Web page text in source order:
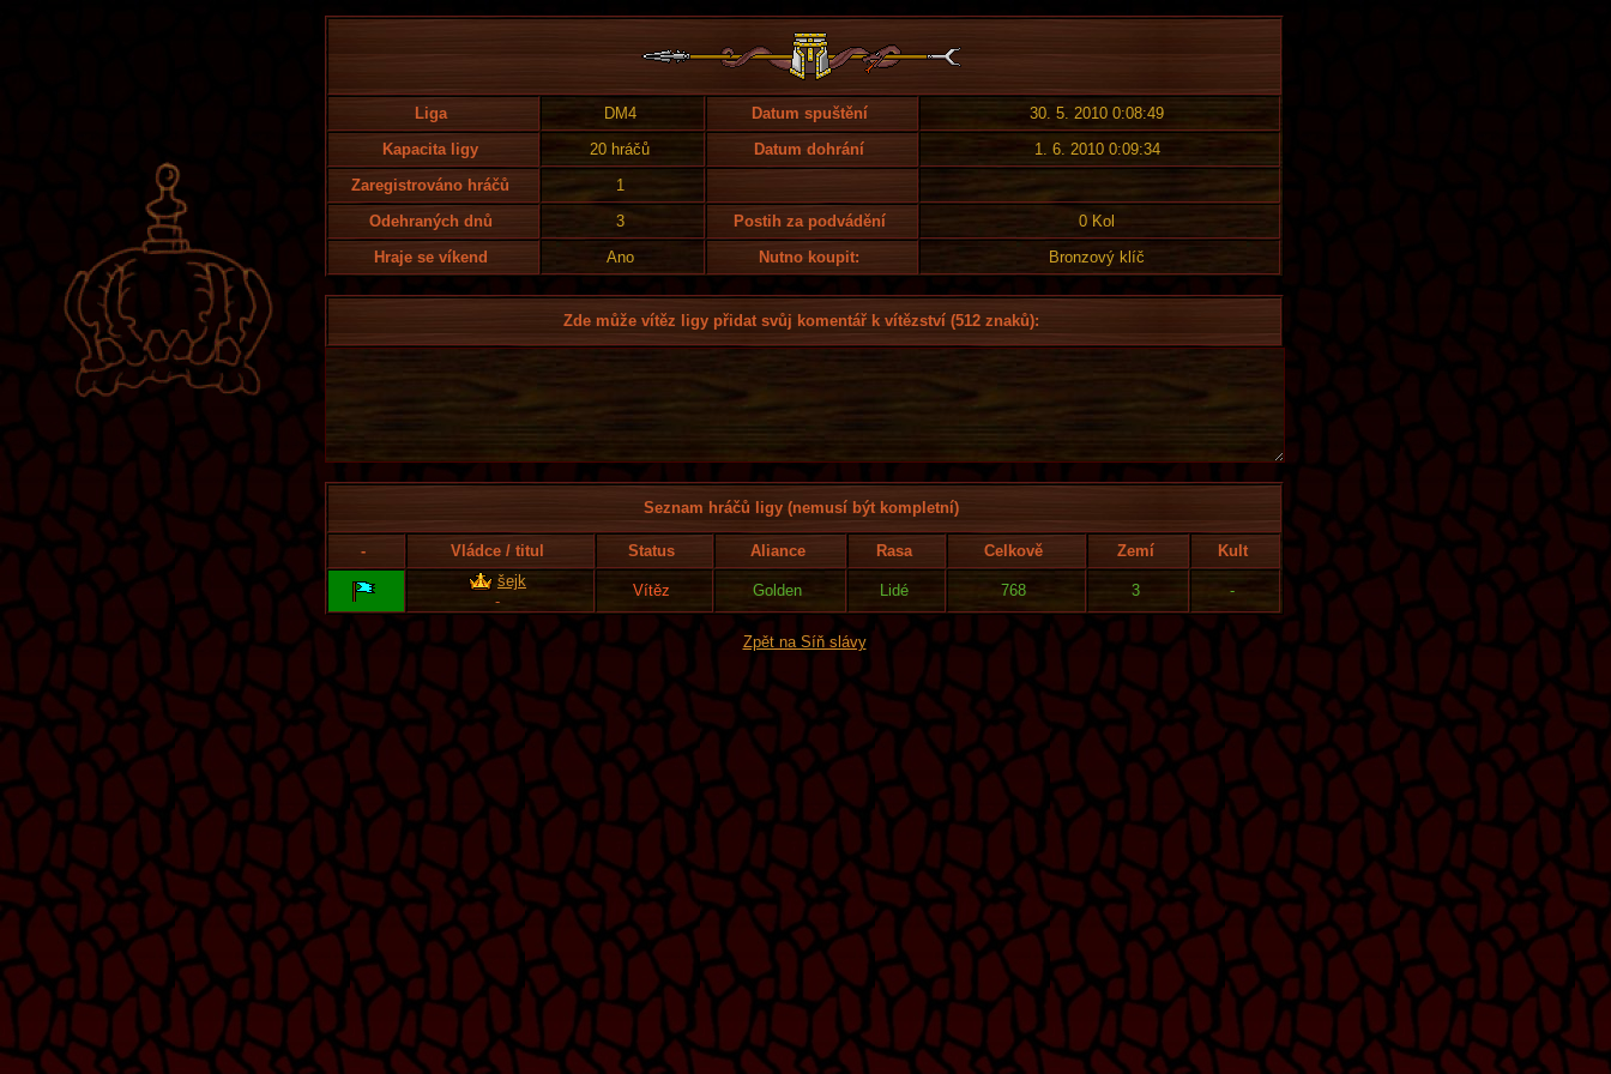
Liga DM4 Datum spuštění
30. 5. 2010 0:08:49
Kapacita ligy
20 hráčů Datum dohrání
1. 6. 2010 0:09:34
Zaregistrováno hráčů
1
Odehraných dnů
3 Postih za podvádění
0 Kol
Hraje se víkend
Ano Nutno koupit: Bronzový klíč
Zde může vítěz ligy přidat svůj komentář k vítězství (512 znaků):
Seznam hráčů ligy (nemusí být kompletní)
- Vládce / titul Status Aliance Rasa Celkově Zemí
Kult
šejk
-
Vítěz Golden Lidé 768 3 -
Zpět na Síň slávy